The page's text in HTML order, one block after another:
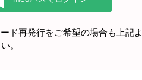
ド再発行をご希望の場合も上記よ
。